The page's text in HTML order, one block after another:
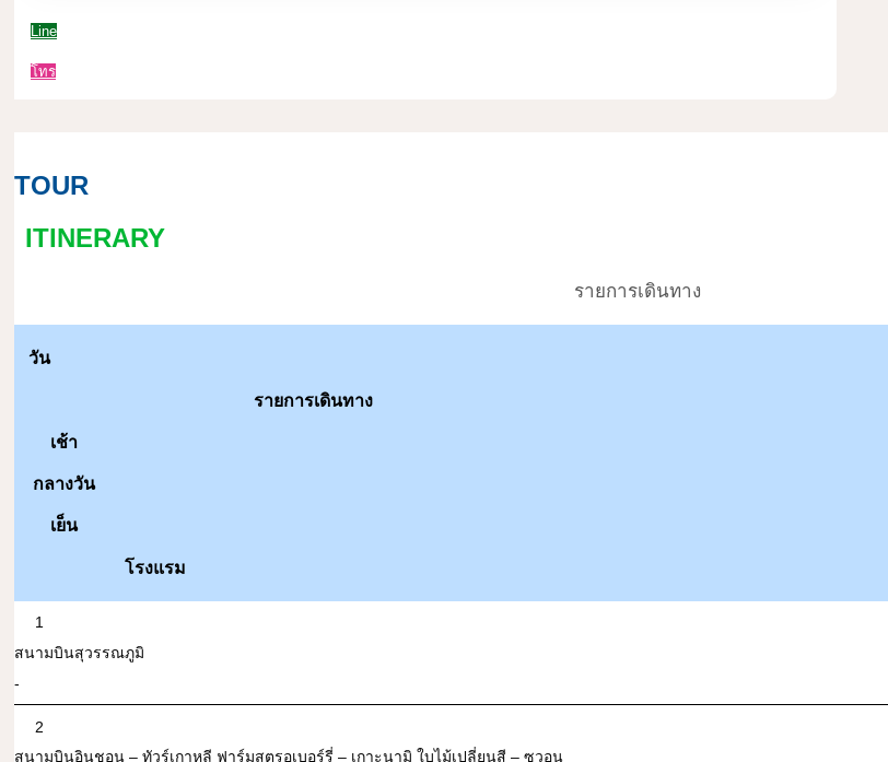
Line
โทร
TOUR
ITINERARY
รายการเดินทาง
วัน
รายการเดินทาง
เช้า
กลางวัน
เย็น
โรงแรม
1
สนามบินสุวรรณภูมิ
-
2
สนามบินอินชอน – ทัวร์เกาหลี ฟาร์มสตรอเบอร์รี่ – เกาะนามิ ใบไม้เปลี่ยนสี – ซูวอน